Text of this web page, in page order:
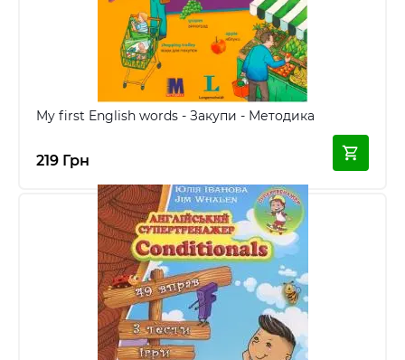
My first English words - Закупи - Методика
219 Грн